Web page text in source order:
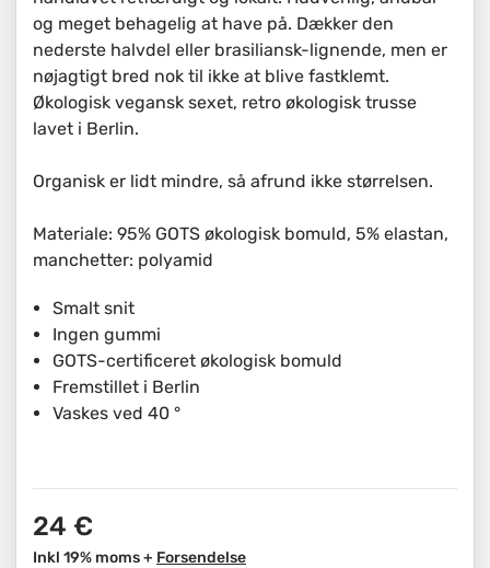
og meget behagelig at have på. Dækker den
nederste halvdel eller brasiliansk-lignende, men er
nøjagtigt bred nok til ikke at blive fastklemt.
Økologisk vegansk sexet, retro økologisk trusse
lavet i Berlin.
Organisk er lidt mindre, så afrund ikke størrelsen.
Materiale: 95% GOTS økologisk bomuld, 5% elastan,
manchetter: polyamid
Smalt snit
Ingen gummi
GOTS-certificeret økologisk bomuld
Fremstillet i Berlin
Vaskes ved 40 °
24 €
Inkl 19% moms + Forsendelse